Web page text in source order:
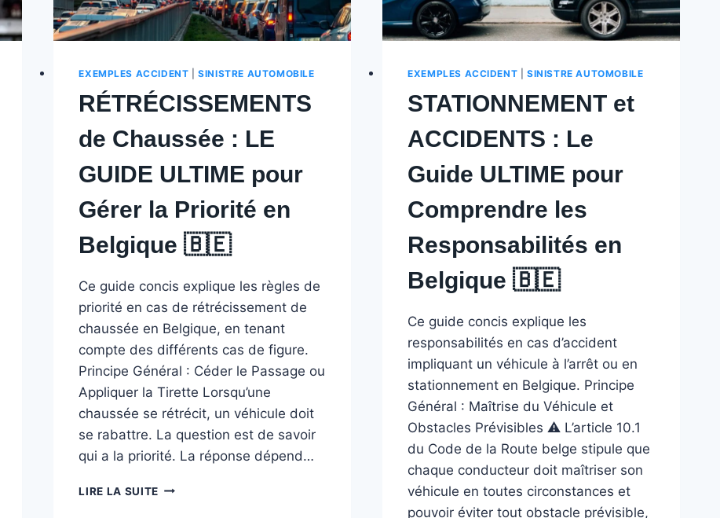
EXEMPLES ACCIDENT |SINISTRE AUTOMOBILE
RÉTRÉCISSEMENTS
de Chaussée : LE
GUIDE ULTIME pour
Gérer la Priorité en
Belgique 🇧🇪 ️
Ce guide concis explique les règles de
priorité en cas de rétrécissement de
chaussée en Belgique, en tenant
compte des différents cas de figure.
Principe Général : Céder le Passage ou
Appliquer la Tirette Lorsqu’une
chaussée se rétrécit, un véhicule doit
se rabattre. La question est de savoir
qui a la priorité. La réponse dépend…
LIRE LA SUITE RÉTRÉCISSEMENTS
EXEMPLES ACCIDENT |SINISTRE AUTOMOBILE
STATIONNEMENT et
ACCIDENTS : Le
Guide ULTIME pour
Comprendre les
Responsabilités en
Belgique 🇧🇪 ️
Ce guide concis explique les
responsabilités en cas d’accident
impliquant un véhicule à l’arrêt ou en
stationnement en Belgique. Principe
Général : Maîtrise du Véhicule et
Obstacles Prévisibles ⚠️ L’article 10.1
du Code de la Route belge stipule que
chaque conducteur doit maîtriser son
véhicule en toutes circonstances et
pouvoir éviter tout obstacle prévisible,